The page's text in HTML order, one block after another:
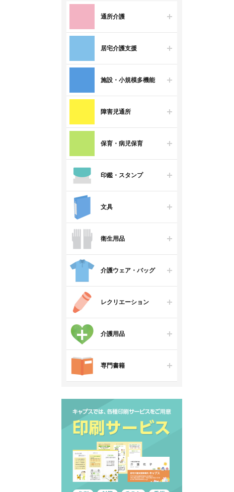
通所介護
居宅介護支援
施設・小規模多機能
障害児通所
保育・病児保育
印鑑・スタンプ
文具
衛生用品
介護ウェア・バッグ
レクリエーション
介護用品
専門書籍